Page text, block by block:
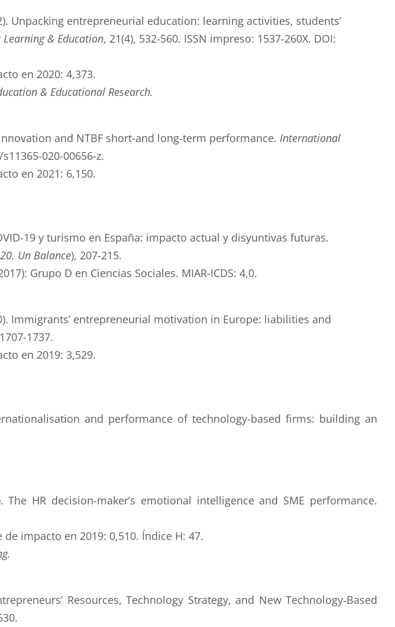
Unpacking entrepreneurial education: learning activities, students’
& Education, 21(4), 532-560. ISSN impreso: 1537-260X. DOI:
en 2020: 4,373.
& Educational Research.
and NTBF short-and long-term performance. International
020-00656-z.
en 2021: 6,150.
19 y turismo en España: impacto actual y disyuntivas futuras.
Un Balance), 207-215.
Grupo D en Ciencias Sociales. MIAR-ICDS: 4,0.
Immigrants’ entrepreneurial motivation in Europe: liabilities and
1737.
en 2019: 3,529.
and performance of technology-based firms: building an
The HR decision-maker’s emotional intelligence and SME performance.
de impacto en 2019: 0,510. Índice H: 47.
Resources, Technology Strategy, and New Technology‐Based